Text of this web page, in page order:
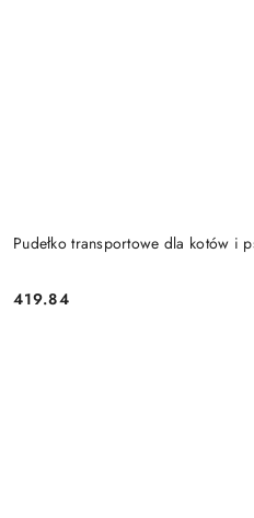
Pudełko transportowe dla kotów i
Cena:
419.84